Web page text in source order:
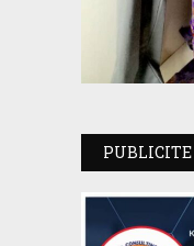
PUBLICITE